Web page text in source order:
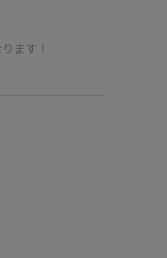
ます！